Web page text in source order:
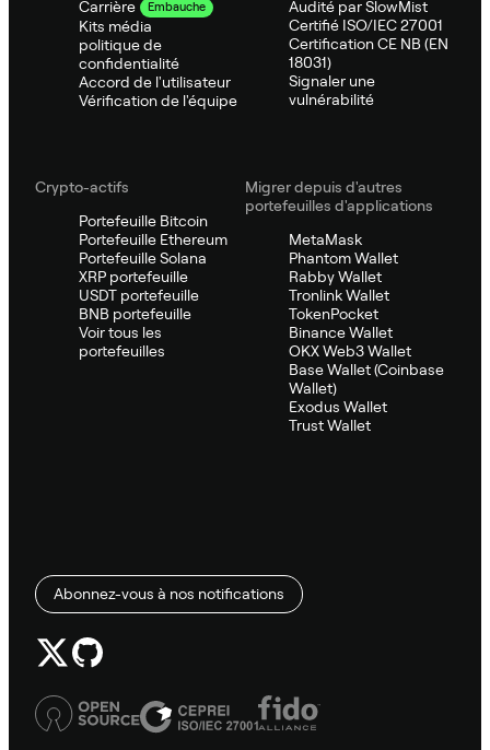
Carrière Embauche
Kits média
politique de
confidentialité
Accord de l'utilisateur
Vérification de l'équipe
Audité par SlowMist
Certifié ISO/IEC 27001
Certification CE NB (EN
18031)
Signaler une
vulnérabilité
Crypto-actifs
Portefeuille Bitcoin
Portefeuille Ethereum
Portefeuille Solana
XRP portefeuille
USDT portefeuille
BNB portefeuille
Voir tous les
portefeuilles
Migrer depuis d'autres
portefeuilles d'applications
MetaMask
Phantom Wallet
Rabby Wallet
Tronlink Wallet
TokenPocket
Binance Wallet
OKX Web3 Wallet
Base Wallet (Coinbase
Wallet)
Exodus Wallet
Trust Wallet
Abonnez-vous à nos notifications